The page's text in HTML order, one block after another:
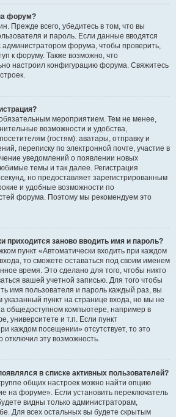
форум?
Прежде всего, убедитесь в том, что вы
и пароль. Если данные вводятся
администратором форума, чтобы проверить,
к форуму. Также возможно, что
настроил конфигурацию форума. Свяжитесь
мероприятием. Тем не менее,
возможности и удобства,
(гостям): аватары, отправку и
переписку по электронной почте, участие в
уведомлений о появлении новых
темы и так далее. Регистрация
но предоставляет зарегистрированным
и удобные возможности по
форума. Поэтому мы рекомендуем это
приходится заново вводить имя и пароль?
пункт «Автоматически входить при каждом
то сможете оставаться под своим именем
время. Это сделано для того, чтобы никто
вашей учетной записью. Для того чтобы
имя пользователя и пароль каждый раз, вы
пункт на странице входа, но мы не
общедоступном компьютере, например в
университете и т.п. Если пункт
каждом посещении» отсутствует, то это
отключил эту возможность.
в списке активных пользователей?
общих настроек можно найти опцию
на форуме». Если установить переключатель
видны только администраторам,
Для всех остальных вы будете скрытым